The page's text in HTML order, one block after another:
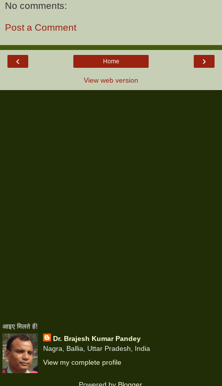
No comments:
Post a Comment
‹ ›
Home
View web version
आइए मिलते हैंǃ
Dr. Brajesh Kumar Pandey
Nagra, Ballia, Uttar Pradesh, India
View my complete profile
Powered by Blogger.